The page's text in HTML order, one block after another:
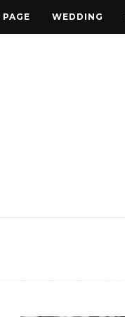
WEDDING